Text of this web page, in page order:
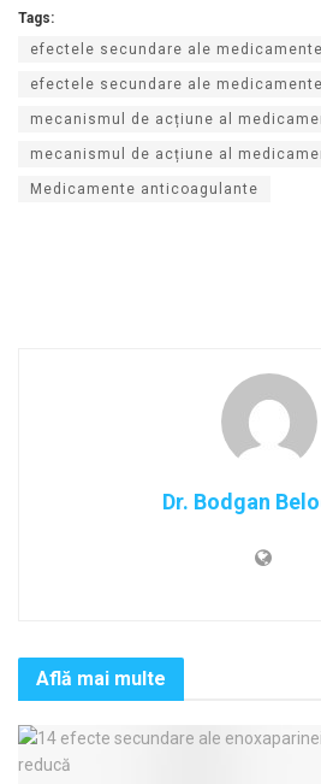
Tags:
efectele secundare ale
efectele secundare ale
mecanismul de acțiune al
mecanismul de acțiune al
Medicamente anticoagulante
Dr. Bodgan
Află mai multe